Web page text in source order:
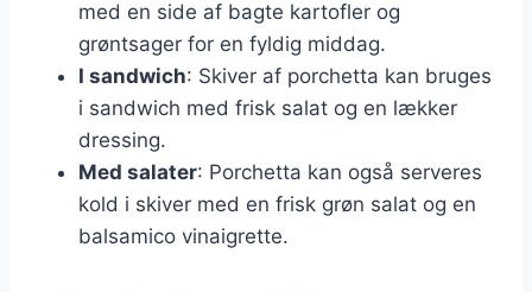
med en side af bagte kartofler og
grøntsager for en fyldig middag.
I sandwich: Skiver af porchetta kan bruges
i sandwich med frisk salat og en lækker
dressing.
Med salater: Porchetta kan også serveres
kold i skiver med en frisk grøn salat og en
balsamico vinaigrette.